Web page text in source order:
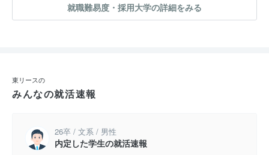
就職難易度・採用大学の詳細をみる
東リースの
みんなの就活速報
26卒 / 文系 / 男性
内定した学生の就活速報